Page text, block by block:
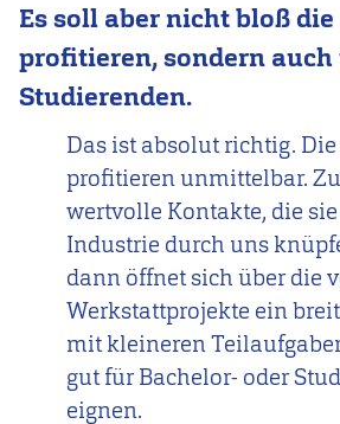
Es soll aber nicht bloß
profitieren, sondern auch
Studierenden.
Das ist absolut richtig.
profitieren unmittelbar.
wertvolle Kontakte, die
Industrie durch uns
dann öffnet sich über die
Werkstattprojekte ein
mit kleineren
gut für Bachelor- oder
eignen.